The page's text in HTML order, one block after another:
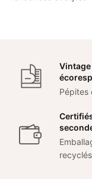
Vintage
Pépites
recyclés